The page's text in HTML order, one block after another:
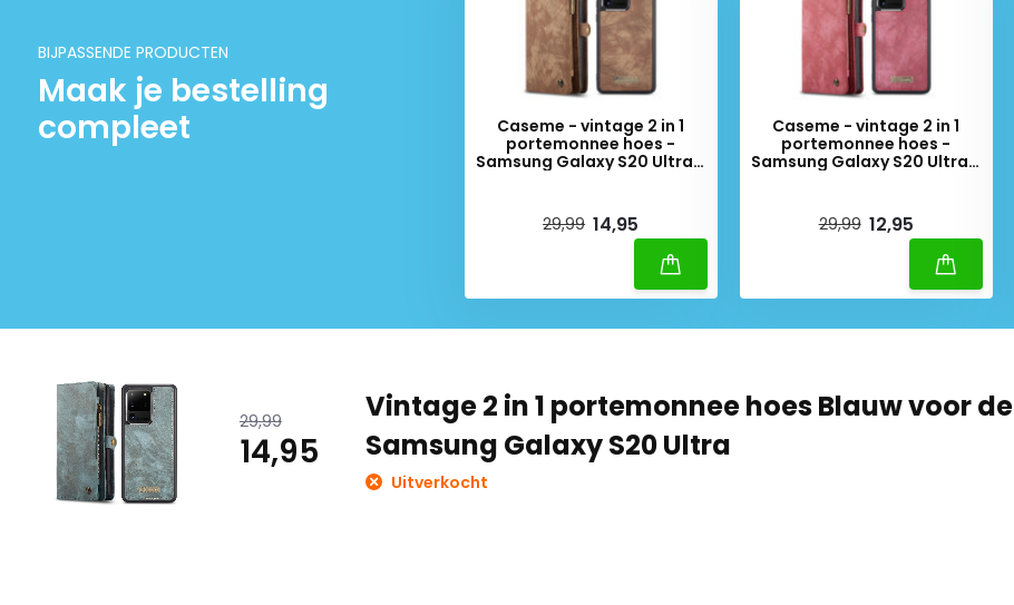
BIJPASSENDE PRODUCTEN
Maak je bestelling
compleet
Caseme - vintage 2 in 1
portemonnee hoes -
Samsung Galaxy S20 Ultra -
29,99 14,95
Caseme - vintage 2 in 1
portemonnee hoes -
Samsung Galaxy S20 Ultra -
29,99 12,95
29,99
14,95
Vintage 2 in 1 portemonnee hoes Blauw voor de
Samsung Galaxy S20 Ultra
Uitverkocht